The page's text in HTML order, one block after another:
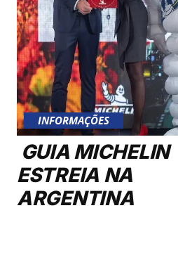
INFORMAÇÕES
GUIA MICHELIN
ESTREIA NA
ARGENTINA